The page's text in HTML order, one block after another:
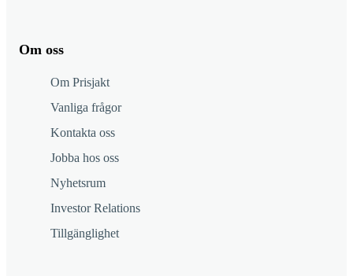
Om oss
Om Prisjakt
Vanliga frågor
Kontakta oss
Jobba hos oss
Nyhetsrum
Investor Relations
Tillgänglighet